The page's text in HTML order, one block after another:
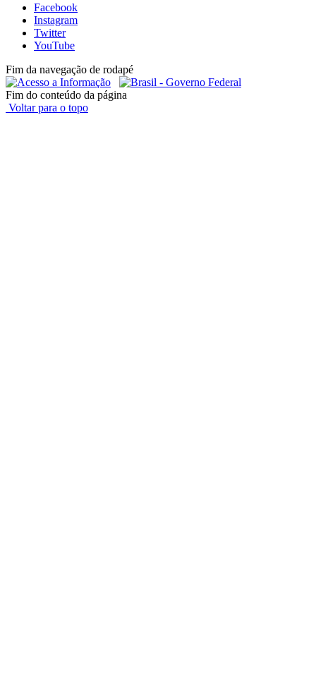
Facebook
Instagram
Twitter
YouTube
Fim da navegação de rodapé
Fim do conteúdo da página
Voltar para o topo